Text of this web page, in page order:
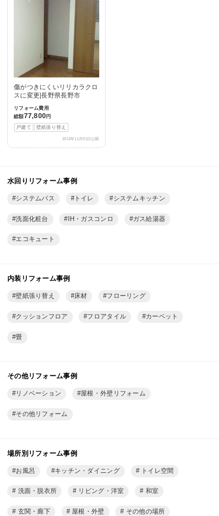
傷がつきにくいリリカラクロ
スに変更|長野県長野市
リフォーム費用
総額77,800円
戸建て
壁紙張り替え
2013年11月01日公開
水回りリフォーム事例
システムバス トイレ システムキッチン
洗面化粧台 IH・ガスコンロ ガス給湯器
エコキュート
内装リフォーム事例
壁紙張り替え 床材 フローリング
クッションフロア フロアタイル カーペット
畳
その他リフォーム事例
リノベーション 屋根・外壁リフォーム
その他リフォーム
場所別リフォーム事例
お風呂 キッチン・ダイニング トイレ空間
洗面・脱衣所 リビング・洋室 和室
玄関・廊下 屋根・外壁 その他の場所